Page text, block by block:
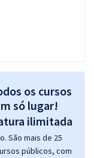
os cursos
só lugar!
São mais de 25
públicos, com